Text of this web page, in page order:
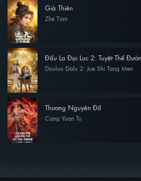
Già Thiên
Zhe Tian
Đấu La Đại Lục 2: Tuyệt Thế
Douluo Dalu 2: Jue Shi Tang Men
Thương Nguyên Đồ
Cang Yuan Tu